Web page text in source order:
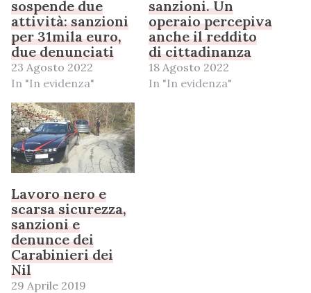
sospende due
attività: sanzioni
per 31mila euro,
due denunciati
23 Agosto 2022
In "In evidenza"
sanzioni. Un
operaio percepiva
anche il reddito
di cittadinanza
18 Agosto 2022
In "In evidenza"
Lavoro nero e
scarsa sicurezza,
sanzioni e
denunce dei
Carabinieri dei
Nil
29 Aprile 2019